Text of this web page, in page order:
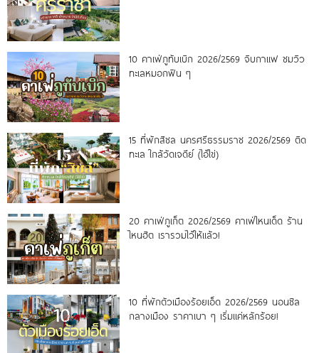
10 คาเฟ่ภูทับเบิก 2026/2569 จิบกาแฟ ชมวิว
ทะเลหมอกฟิน ๆ
15 ที่พักสิชล นครศรีธรรมราช 2026/2569 ติด
ทะเล ใกล้วัดเจดีย์ (ไอ้ไข่)
20 คาเฟ่ภูเก็ต 2026/2569 คาเฟ่ไหนเด็ด ร้าน
ไหนฮิต เรารวมไว้ให้แล้ว!
10 ที่พักตัวเมืองร้อยเอ็ด 2026/2569 นอนชิล
กลางเมือง ราคาเบา ๆ เริ่มแค่หลักร้อย!